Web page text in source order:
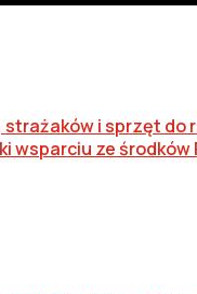
i sprzęt do
wsparciu ze